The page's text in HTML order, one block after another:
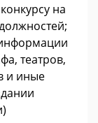
на
театров,
и иные